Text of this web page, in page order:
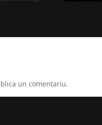
un comentariu.